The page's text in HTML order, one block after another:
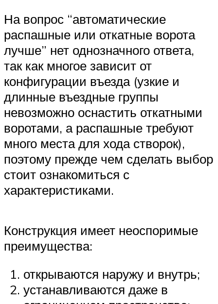
На вопрос “автоматические
распашные или откатные ворота
лучше” нет однозначного ответа,
так как многое зависит от
конфигурации въезда (узкие и
длинные въездные группы
невозможно оснастить откатными
воротами, а распашные требуют
много места для хода створок),
поэтому прежде чем сделать выбор
стоит ознакомиться с
характеристиками.
Конструкция имеет неоспоримые
преимущества:
открываются наружу и внутрь;
устанавливаются даже в